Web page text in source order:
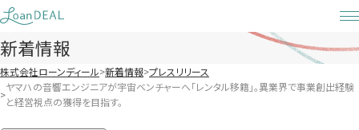
Skip
to
content
新着情報
株式会社ローンディール 新着情報 プレスリリース
ヤマハの音響エンジニアが宇宙ベンチャーへ「レンタル移籍」。異業界で事業創出経験
と経営視点の獲得を目指す。